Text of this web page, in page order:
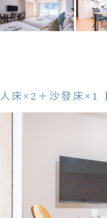
人床×2＋沙發床×1